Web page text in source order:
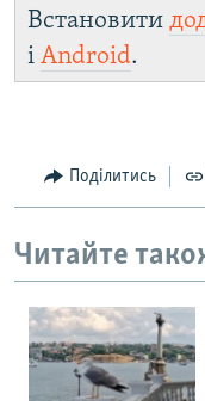
Встановити
і Android.
Поділитись
Читайте